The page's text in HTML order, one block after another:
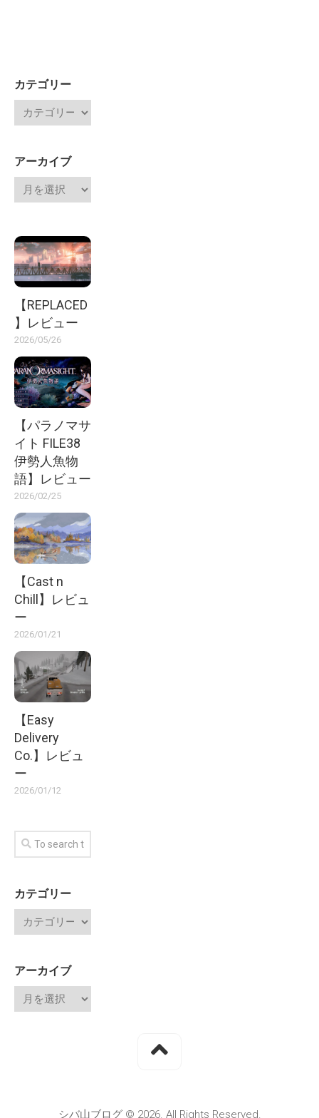
カテゴリー
アーカイブ
【REPLACED
】レビュー
2026/05/26
【パラノマサ
イト FILE38
伊勢人魚物
語】レビュー
2026/02/25
【Cast n
Chill】レビュ
ー
2026/01/21
【Easy
Delivery
Co.】レビュ
ー
2026/01/12
カテゴリー
アーカイブ
シバ山ブログ © 2026. All Rights Reserved.